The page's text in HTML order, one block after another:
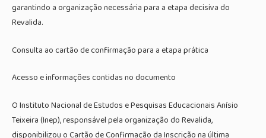
garantindo a organização necessária para a etapa decisiva do
Revalida.
Consulta ao cartão de confirmação para a etapa prática
Acesso e informações contidas no documento
O Instituto Nacional de Estudos e Pesquisas Educacionais Anísio
Teixeira (Inep), responsável pela organização do Revalida,
disponibilizou o Cartão de Confirmação da Inscrição na última